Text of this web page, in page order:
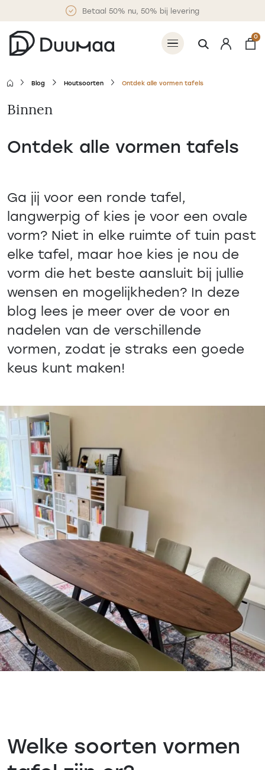
Betaal 50% nu, 50% bij levering
0
Blog Houtsoorten Ontdek alle vormen tafels
Binnen
Ontdek alle vormen tafels
Ga jij voor een ronde tafel,
langwerpig of kies je voor een ovale
vorm? Niet in elke ruimte of tuin past
elke tafel, maar hoe kies je nou de
vorm die het beste aansluit bij jullie
wensen en mogelijkheden? In deze
blog lees je meer over de voor en
nadelen van de verschillende
vormen, zodat je straks een goede
keus kunt maken!
Welke soorten vormen